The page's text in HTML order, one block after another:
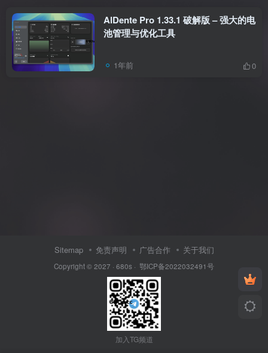
AlDente Pro 1.33.1 破解版 – 强大的电
池管理与优化工具
1年前 0
Sitemap 免责声明 广告合作 关于我们
Copyright © 2027 · 680s · 鄂ICP备2022032491号
加入TG频道